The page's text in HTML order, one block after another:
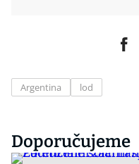
Argentina lod
Doporučujeme